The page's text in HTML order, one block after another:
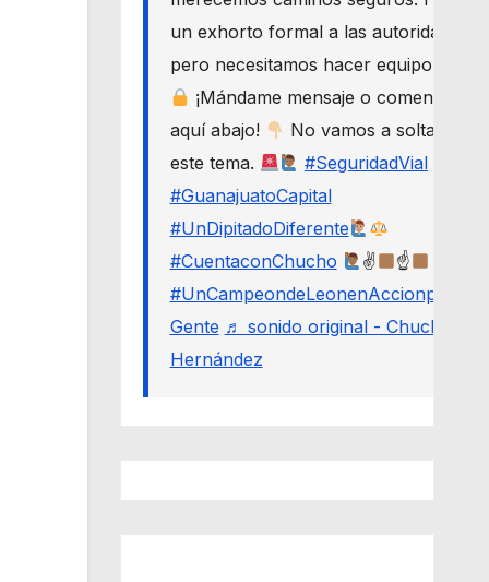
un exhorto formal a las autoridades,
pero necesitamos hacer equipo.
¡Mándame mensaje o comenta
aquí abajo!
No vamos a soltar
este tema.
#SeguridadVial
#GuanajuatoCapital
#UnDipitadoDiferente
#CuentaconChucho
✌
☝
#UnCampeondeLeonenAccionporLa
Gente ♬ sonido original - Chucho
Hernández